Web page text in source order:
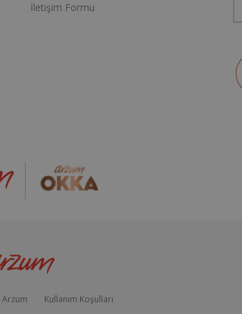
İletişim Formu
Arzum Kullanım Koşulları